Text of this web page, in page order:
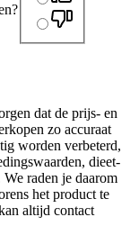
dat de prijs- en
zo accuraat
worden verbeterd,
dieet-
raden je daarom
het product te
altijd contact